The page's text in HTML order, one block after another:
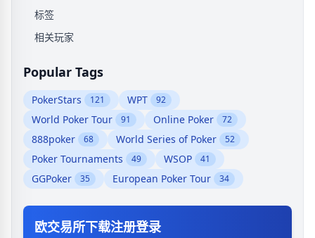
标签
相关玩家
Popular Tags
PokerStars 121 WPT 92
World Poker Tour 91 Online Poker 72
888poker 68 World Series of Poker 52
Poker Tournaments 49 WSOP 41
GGPoker 35 European Poker Tour 34
欧交易所下载注册登录